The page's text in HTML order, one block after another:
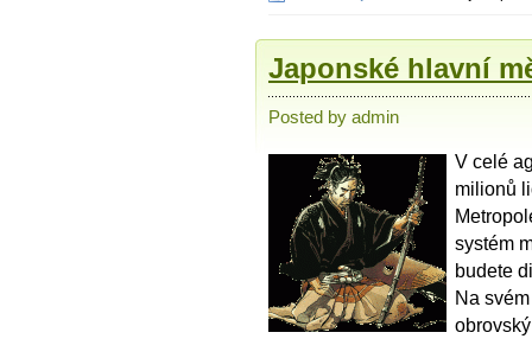
Japonské hlavní
Posted by admin
V celé
milionů
systém
budete
Na